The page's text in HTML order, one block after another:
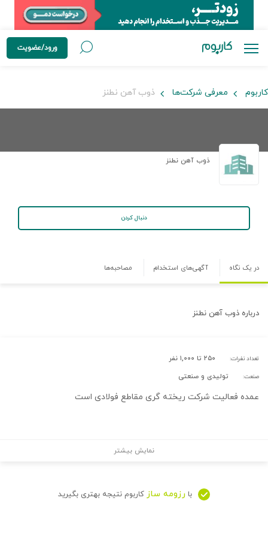
ورود/عضویت
کاربوم معرفی شرکت‌ها ذوب آهن نطنز
ذوب آهن نطنز
دنبال کردن
در یک نگاه آگهی‌های استخدام مصاحبه‌ها
درباره ذوب آهن نطنز
تعداد نفرات: ۲۵۰ تا ۱,۰۰۰ نفر
صنعت: تولیدی و صنعتی
عمده فعالیت شرکت ریخته گری مقاطع فولادی است
نمایش بیشتر
با رزومه ساز کاربوم نتیجه بهتری بگیرید